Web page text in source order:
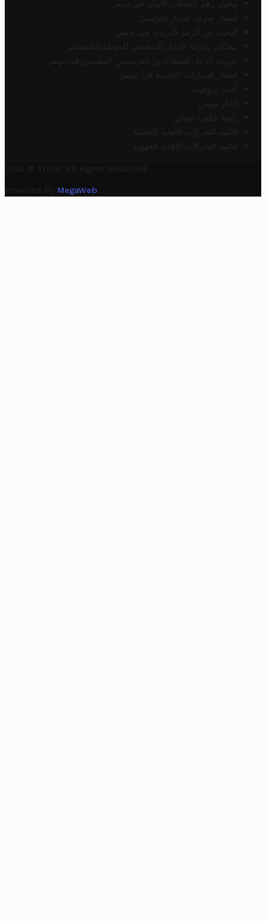
محول رقم الحساب الآيبان في تونس
أسعار صرف الدينار التونسي
البحث عن الرمز البريدي في تونس
محاكي ضريبة الدخل الشخصي للموظف/المتقاعد
ضريبة الدخل للمتقاعدين الفرنسيين المقيمين في تونس
أسعار السيارات الجديدة في تونس
أخبار تروفيت
أخبار تونس
رابط خلفي مجاني
قائمة الشركات الأهلية المحلية
قائمة الشركات الأهلية الجهوية
2025 © Trovit. All Rights Reserved.
Powered By MegaWeb